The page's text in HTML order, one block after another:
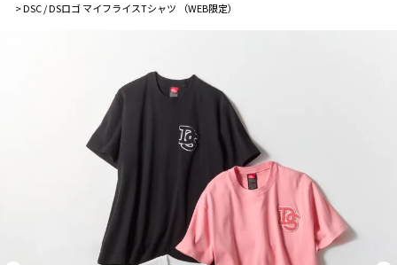
DSC / DSロゴ マイフライスTシャツ （WEB限定）